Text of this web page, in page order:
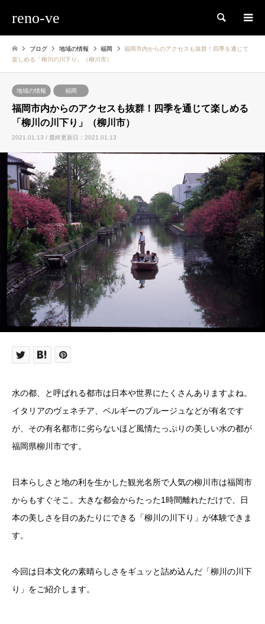
reno-ve 検索
ブログ 地域の情報 福岡
福岡市内からのアクセスも抜群！四季を通じて
楽しめる「柳川の川下り」（柳川市）
地域の情報 福岡
福岡市内からのアクセスも抜群！四季を通じて楽しめる
「柳川の川下り」（柳川市）
2021.01.13 / 最終更新日：2021.01.13
水の都、と呼ばれる都市は日本や世界にたくさんありますよね。
イタリアのヴェネチア、ベルギーのブルージュなどが有名です
が、その有名都市に劣らないほど風情たっぷりの美しい水の都が
福岡県柳川市です。
日本らしさと地の利を生かした観光名所で人気の柳川市は福岡市
からもすぐそこ。大きな都会からたった1時間離れただけで、日
本の美しさを目のあたりにできる「柳川の川下り」が体験できま
す。
今回は日本文化の素晴らしさをギュッと詰め込んだ「柳川の川下
り」をご紹介します。